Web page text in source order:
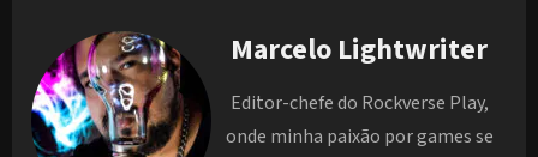
Marcelo Lightwriter
Editor-chefe do Rockverse Play,
onde minha paixão por games se